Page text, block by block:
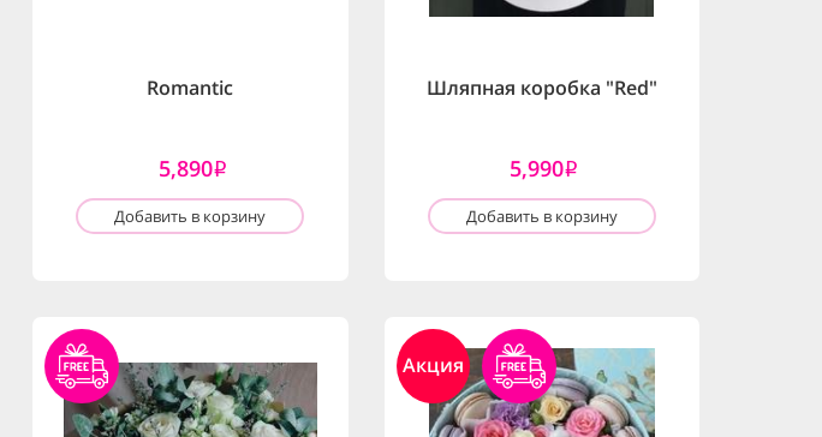
Romantic
5,890i
Добавить в корзину
Шляпная коробка "Red"
5,990i
Добавить в корзину
Акция